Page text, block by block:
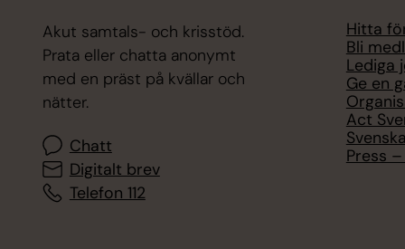
Akut samtals- och krisstöd.
Prata eller chatta anonymt
med en präst på kvällar och
nätter.
Chatt
Digitalt brev
Telefon 112
Hitta
Bli
Lediga
Ge en
Act
Press